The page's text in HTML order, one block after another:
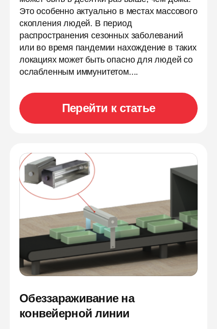
Это особенно актуально в местах массового
скопления людей. В период
распространения сезонных заболеваний
или во время пандемии нахождение в таких
локациях может быть опасно для людей со
ослабленным иммунитетом....
Перейти к статье
Обеззараживание на
конвейерной линии